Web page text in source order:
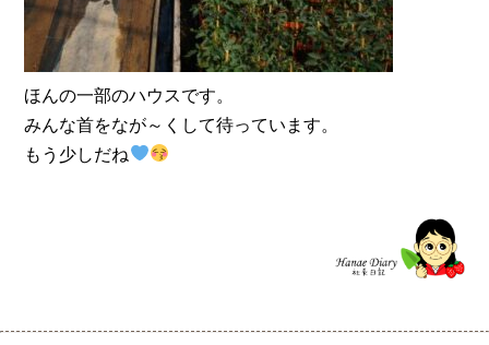
ほんの一部のハウスです。
みんな首をなが～くして待っています。
もう少しだね